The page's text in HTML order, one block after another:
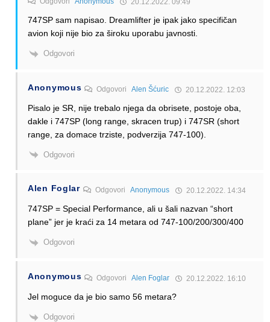
20.12.2022. 09:49
747SP sam napisao. Dreamlifter je ipak jako specifičan
avion koji nije bio za široku uporabu javnosti.
Odgovori
Anonymous OdgovoriAlen Šćuric 20.12.2022. 12:03
Pisalo je SR, nije trebalo njega da obrisete, postoje oba,
dakle i 747SP (long range, skracen trup) i 747SR (short
range, za domace trziste, podverzija 747-100).
Odgovori
Alen Foglar Odgovori Anonymous 20.12.2022. 14:34
747SP = Special Performance, ali u šali nazvan “short
plane” jer je kraći za 14 metara od 747-100/200/300/400
Odgovori
Anonymous OdgovoriAlen Foglar 20.12.2022. 16:10
Jel moguce da je bio samo 56 metara?
Odgovori